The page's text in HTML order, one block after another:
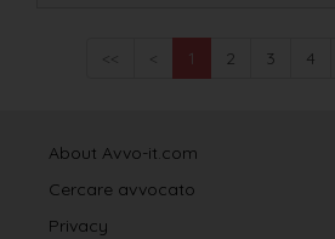
1 2 3 4
About Avvo-it.com
Cercare avvocato
Privacy